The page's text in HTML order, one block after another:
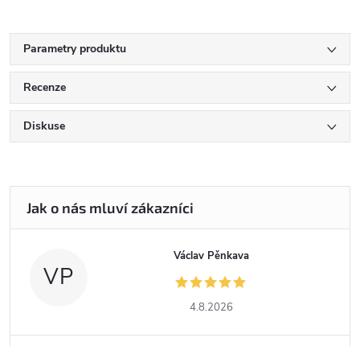
Parametry produktu
Recenze
Diskuse
VP
Václav Pěnkava
4.8.2026